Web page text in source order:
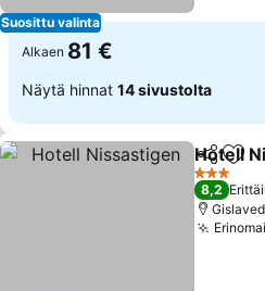
Suosittu valinta
Alkaen 81 €
Näytä hinnat 14 sivustolta
Jaa
Hotell
3
8,2
Gislaved